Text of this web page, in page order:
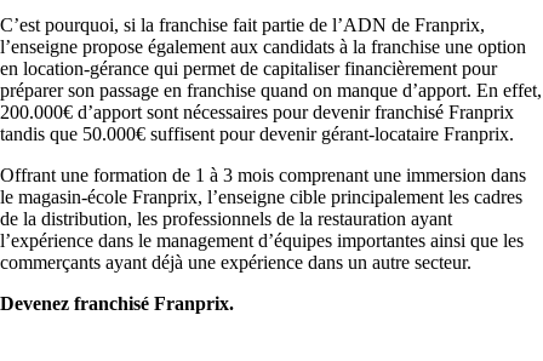
C’est pourquoi, si la franchise fait partie de l’ADN de Franprix,
l’enseigne propose également aux candidats à la franchise une option
en location-gérance qui permet de capitaliser financièrement pour
préparer son passage en franchise quand on manque d’apport. En effet,
200.000€ d’apport sont nécessaires pour devenir franchisé Franprix
tandis que 50.000€ suffisent pour devenir gérant-locataire Franprix.
Offrant une formation de 1 à 3 mois comprenant une immersion dans
le magasin-école Franprix, l’enseigne cible principalement les cadres
de la distribution, les professionnels de la restauration ayant
l’expérience dans le management d’équipes importantes ainsi que les
commerçants ayant déjà une expérience dans un autre secteur.
Devenez franchisé Franprix.